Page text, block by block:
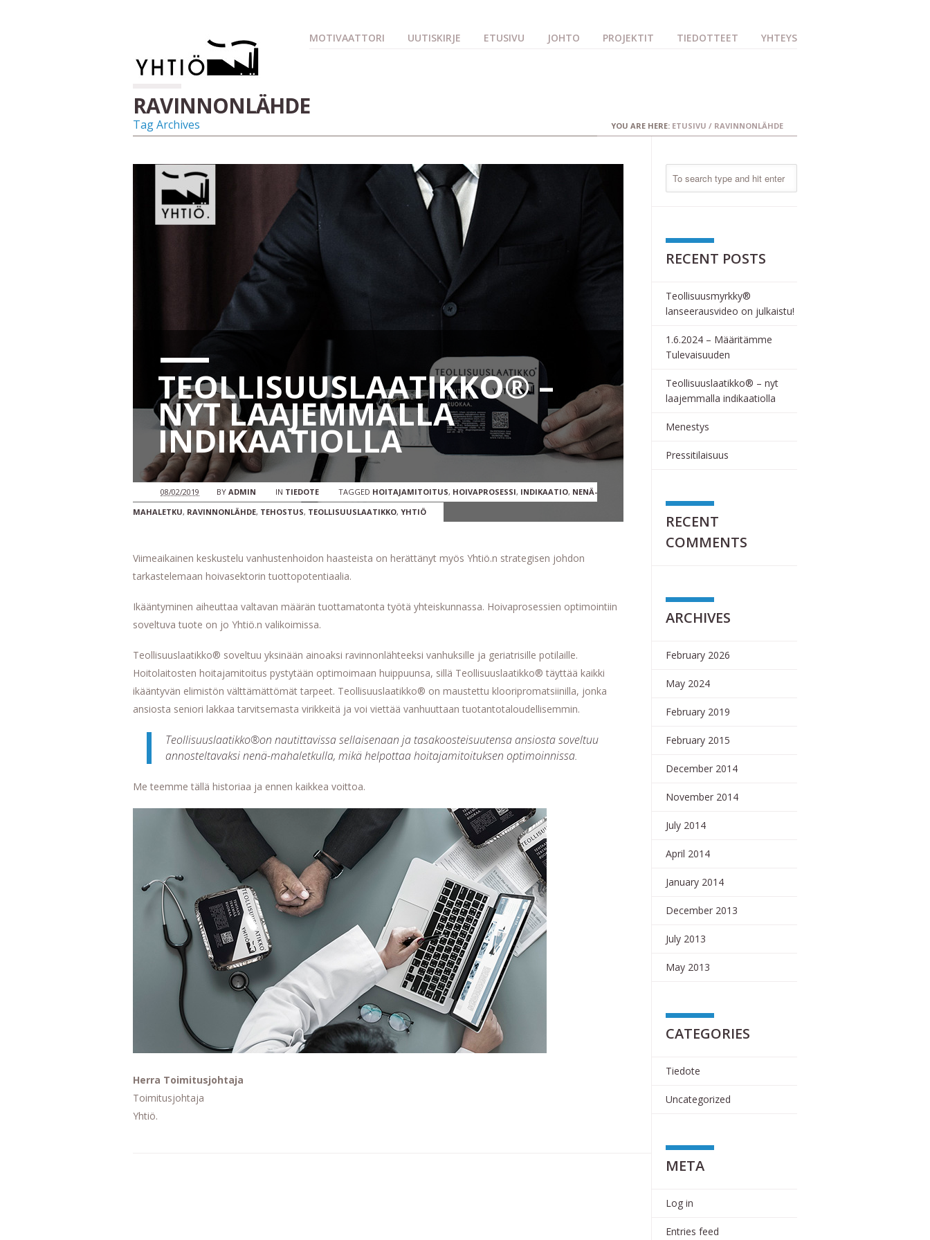
MOTIVAATTORI UUTISKIRJE ETUSIVU JOHTO PROJEKTIT TIEDOTTEET YHTEYS
RAVINNONLÄHDE
Tag Archives YOU ARE HERE: ETUSIVU / RAVINNONLÄHDE
TEOLLISUUSLAATIKKO® –
NYT LAAJEMMALLA
INDIKAATIOLLA
08/02/2019 BY ADMIN IN TIEDOTE TAGGED HOITAJAMITOITUS, HOIVAPROSESSI, INDIKAATIO, NENÄ-
MAHALETKU, RAVINNONLÄHDE, TEHOSTUS, TEOLLISUUSLAATIKKO, YHTIÖ
Viimeaikainen keskustelu vanhustenhoidon haasteista on herättänyt myös Yhtiö.n strategisen johdon
tarkastelemaan hoivasektorin tuottopotentiaalia.
Ikääntyminen aiheuttaa valtavan määrän tuottamatonta työtä yhteiskunnassa. Hoivaprosessien optimointiin
soveltuva tuote on jo Yhtiö.n valikoimissa.
Teollisuuslaatikko® soveltuu yksinään ainoaksi ravinnonlähteeksi vanhuksille ja geriatrisille potilaille.
Hoitolaitosten hoitajamitoitus pystytään optimoimaan huippuunsa, sillä Teollisuuslaatikko® täyttää kaikki
ikääntyvän elimistön välttämättömät tarpeet. Teollisuuslaatikko® on maustettu klooripromatsiinilla, jonka
ansiosta seniori lakkaa tarvitsemasta virikkeitä ja voi viettää vanhuuttaan tuotantotaloudellisemmin.
Teollisuuslaatikko®on nautittavissa sellaisenaan ja tasakoosteisuutensa ansiosta soveltuu
annosteltavaksi nenä-mahaletkulla, mikä helpottaa hoitajamitoituksen optimoinnissa.
Me teemme tällä historiaa ja ennen kaikkea voittoa.
Herra Toimitusjohtaja
Toimitusjohtaja
Yhtiö.
RECENT POSTS
Teollisuusmyrkky®
lanseerausvideo on julkaistu!
1.6.2024 – Määritämme
Tulevaisuuden
Teollisuuslaatikko® – nyt
laajemmalla indikaatiolla
Menestys
Pressitilaisuus
RECENT
COMMENTS
ARCHIVES
February 2026
May 2024
February 2019
February 2015
December 2014
November 2014
July 2014
April 2014
January 2014
December 2013
July 2013
May 2013
CATEGORIES
Tiedote
Uncategorized
META
Log in
Entries feed